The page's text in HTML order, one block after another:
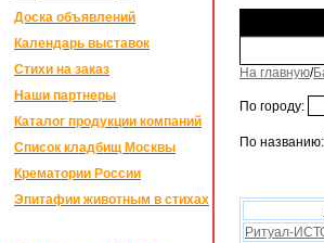
Доска объявлений
Календарь выставок
Стихи на заказ
Наши партнеры
Каталог продукции компаний
Список кладбищ Москвы
Крематории России
Эпитафии животным в стихах
На главную/
По городу:
По названию:
Ритуал-